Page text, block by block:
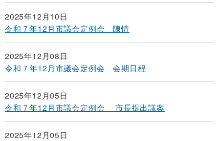
2025年12月10日
令和７年12月市議会定例会 陳情
2025年12月08日
令和７年12月市議会定例会 会期日程
2025年12月05日
令和７年12月市議会定例会 市長提出議案
2025年12月05日